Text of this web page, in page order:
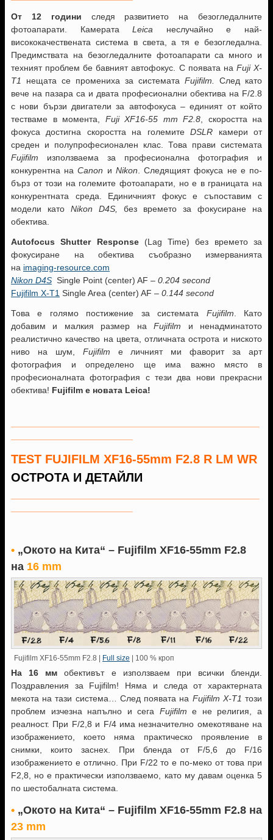
От 12 години следя развитието на безогледалните
фотоапарати. КамератаLeica неслучайно е най-
висококачествената система в света, а тя е безогледална.
Предимствата на безогледалните фотоапарати са много и
техният проблем бе бавният автофокус. С появата на Fuji X-
T1
нещата се промениха за системата Fujifilm.
След като
вече на пазара са и двата професионални обектива на F/2.8
с нови бързи двигатели за автофокуса – единият от който
тестваме в момента, Fuji XF16-55 mm F2.8 , скоростта на
фокуса достигна скоростта на големитеDSLR камери от
среден и полупрофесионален клас. Това прави системата
Fujifilm използваема за професионална фотография и
конкурентна наCanon и Nikon . Следящият фокуса не е по-
бърз от този на големите фотоапарати, но е в границата на
конкурентната среда. Единичният фокус е съпоставим с
модели като Nikon D4S, без времето за фокусиране на
обектива.
Autofocus Shutter Response(Lag Time) без времето за
фокусиране на обектива съобразно измерванията
на imaging-resource.com
Nikon D4S Single Point (center) AF – 0.204 second
Fujifilm X-T1 Single Area (center) AF – 0.144 second
Това е голямо постижение за системата Fujifilm . Като
добавим и малкия размер наFujifilm и ненадминатото
реалистично качество на цвета, отличната острота и ниското
ниво на шум, Fujifilm е личният ми фаворит за арт
фотография и определено ще има важно място в
професионалната фотография с тези два нови прекрасни
обектива! Fujifilm е новата Leica!
TEST FUJIFILM XF16-55mm F2.8 R LM WR
ОСТРОТА И ДЕТАЙЛИ
• „Окото на Кита“ – Fujifilm XF16-55mm F2.8
на 16 mm
Fujifilm XF16-55mm F2.8 | Full size | 100 % кроп
На 16 мм обективът е използваем при всички бленди.
Поздравления за Fujifilm! Няма и следа от характерната
мекота на тази система… След появата на Fujifilm X-T1 този
проблем изчезна напълно и сега Fujifilm е не религия, а
реалност. При F/2,8 и F/4 има незначително омекотяване на
изображението, което няма практическо проявление в
снимки, които заснех. При бленда от F/5,6 до F/16
изображението е отлично. При F/22 то е по-меко от това при
F2,8, но е практически използваемо, като му давам оценка 5
по шестобалната система.
• „Окото на Кита“ – Fujifilm XF16-55mm F2.8 на
23 mm